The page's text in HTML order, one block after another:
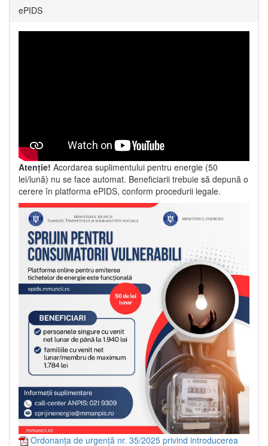
ePIDS
Atenție! Acordarea suplimentului pentru energie (50
lei/lună) nu se face automat. Beneficiarii trebuie să depună o
cerere în platforma ePIDS, conform procedurii legale.
Ordonanța de urgență nr. 35/2025 privind introducerea